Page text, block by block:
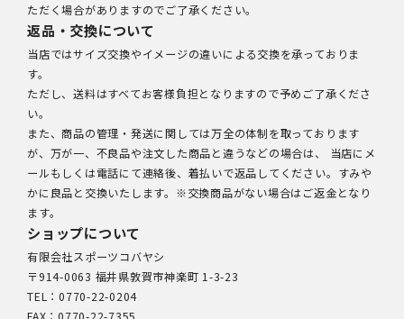
ただく場合がありますのでご了承ください。
返品・交換について
当店ではサイズ交換やイメージの違いによる交換を承っておりま
す。
ただし、送料はすべてお客様負担となりますので予めご了承くださ
い。
また、商品の管理・発送に関しては万全の体制を取っております
が、万が一、不良品や注文した商品と違うなどの場合は、 当店にメ
ールもしくは電話にて連絡後、着払いで返品してください。すみや
かに良品と交換いたします。※交換商品がない場合はご返金となり
ます。
ショップについて
有限会社スポーツコバヤシ
〒914-0063 福井県敦賀市神楽町 1-3-23
TEL：0770-22-0204